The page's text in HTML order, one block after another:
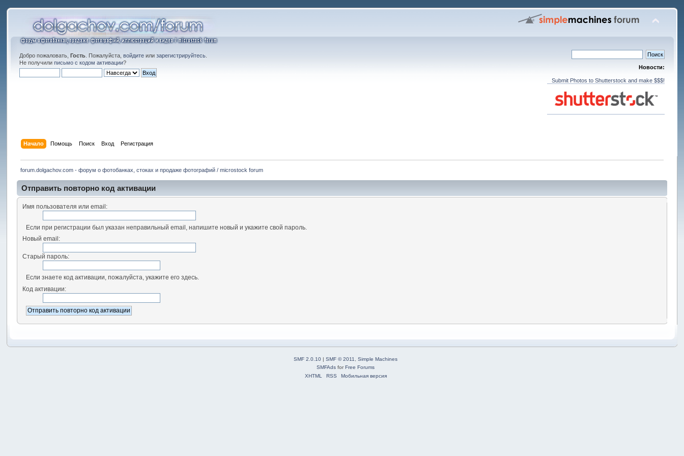
Добро пожаловать,Гость . Пожалуйста,войдите илизарегистрируйтесь
Не получилиписьмо с кодом активации?
Новости:
Submit Photos to Shutterstock and make $$$!
Начало Помощь Поиск Вход Регистрация
forum.dolgachov.com - форум о фотобанках, стоках и продаже фотографий / microstock forum
Отправить повторно код активации
Имя пользователя или email:
Если при регистрации был указан неправильный email, напишите новый и укажите свой пароль.
Новый email:
Старый пароль:
Если знаете код активации, пожалуйста, укажите его здесь.
Код активации:
SMF 2.0.10 |SMF © 2011 ,Simple Machines
SMFAds forFree Forums
XHTML
RSS Мобильная версия